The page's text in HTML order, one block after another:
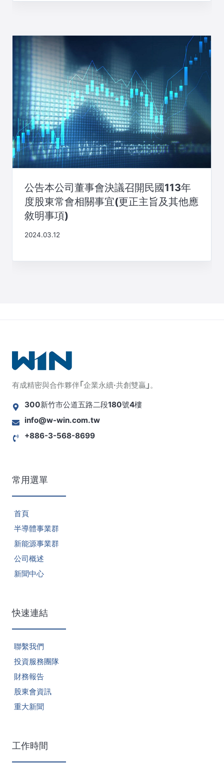
公告本公司董事會決議召開民國113年
度股東常會相關事宜(更正主旨及其他應
敘明事項)
2024.03.12
有成精密與合作夥伴｢企業永續·共創雙贏｣。
300新竹市公道五路二段180號4樓
info@w-win.com.tw
+886-3-568-8699
常用選單
首頁
半導體事業群
新能源事業群
公司概述
新聞中心
快速連結
聯繫我們
投資服務團隊
財務報告
股東會資訊
重大新聞
工作時間